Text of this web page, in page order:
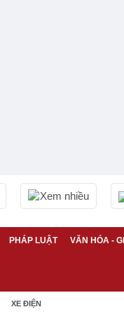
Xem nhiều
PHÁP LUẬT VĂN HÓA -
XE ĐIỆN